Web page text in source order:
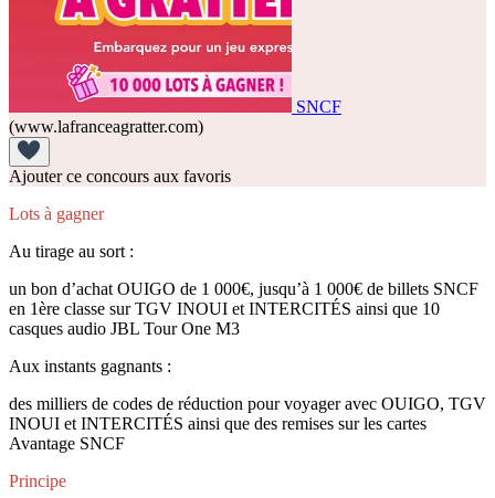
SNCF
(www.lafranceagratter.com)
Ajouter ce concours aux favoris
Lots à gagner
Au tirage au sort :
un bon d’achat OUIGO de 1 000€, jusqu’à 1 000€ de billets SNCF
en 1ère classe sur TGV INOUI et INTERCITÉS ainsi que 10
casques audio JBL Tour One M3
Aux instants gagnants :
des milliers de codes de réduction pour voyager avec OUIGO, TGV
INOUI et INTERCITÉS ainsi que des remises sur les cartes
Avantage SNCF
Principe